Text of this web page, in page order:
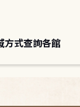
方式查詢各館